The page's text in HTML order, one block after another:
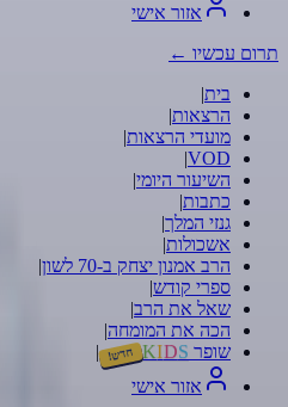
אזור אישי
תרום עכשיו ←
בית|
הרצאות|
מועדי הרצאות|
VOD
|
השיעור היומי|
כתבות|
גנזי המלך|
אשכולות|
הרב אמנון יצחק ב-70 לשון
|
ספרי קודש|
שאל את הרב|
הכה את המומחה|
שופר
KIDS חדש! |
אזור אישי